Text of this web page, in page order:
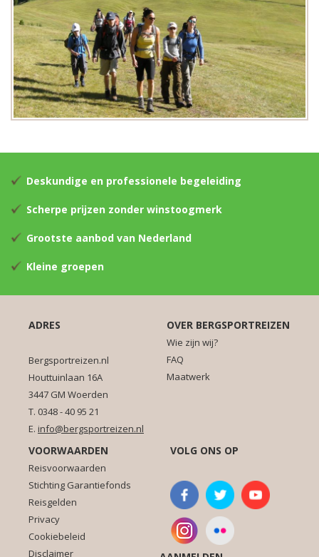
Deskundige en professionele begeleiding
Scherpe prijzen zonder winstoogmerk
Grootste aanbod van Nederland
Kleine groepen
ADRES
Bergsportreizen.nl
Houttuinlaan 16A
3447 GM Woerden
T. 0348 - 40 95 21
E. info@bergsportreizen.nl
OVER BERGSPORTREIZEN
Wie zijn wij?
FAQ
Maatwerk
VOORWAARDEN
Reisvoorwaarden
Stichting Garantiefonds
Reisgelden
Privacy
Cookiebeleid
Disclaimer
VOLG ONS OP